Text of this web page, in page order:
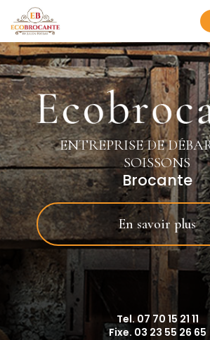
contenu
principal
ENTREPRISE DE
SOISSONS
Brocante
En savoir plus
Tel. 07 70 15 21 11
Fixe. 03 23 55 26 65